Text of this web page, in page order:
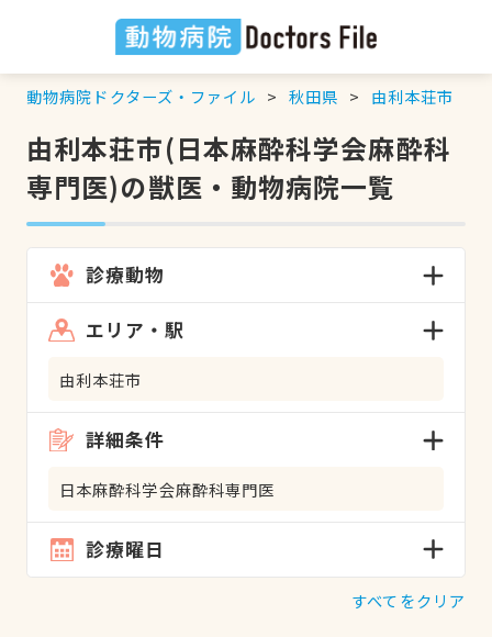
動物病院ドクターズ・ファイル 秋田県 由利本荘市
由利本荘市(日本麻酔科学会麻酔科
専門医)の獣医・動物病院一覧
診療動物
エリア・駅
由利本荘市
詳細条件
日本麻酔科学会麻酔科専門医
診療曜日
すべてをクリア